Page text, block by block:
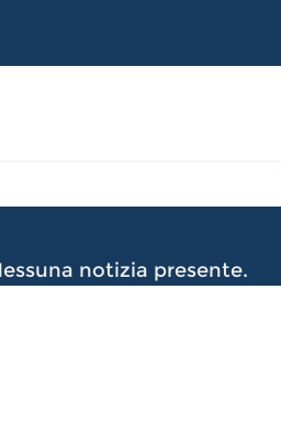
notizia presente.